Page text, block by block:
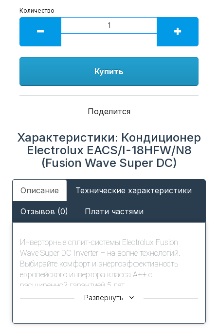
Количество
Купить
Поделится
Характеристики: Кондиционер
Electrolux EACS/I-18HFW/N8
(Fusion Wave Super DC)
Описание Технические характеристики
Отзывов (0) Плати частями
Инверторные сплит-системы Electrolux Fusion
Wave Super DC Inverter – на волне технологий.
Выбирайте комфорт и энергоэффективность
европейского инвертора класса А++ с
расширенной гарантией 5 лет.
Дизайн внутреннего блока кондиционера с
Развернуть